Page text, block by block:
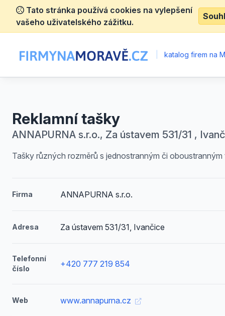
Tato stránka používá cookies na vylepšení
vašeho uživatelského zážitku.
katalog firem na
Reklamní tašky
ANNAPURNA s.r.o., Za ústavem 531/31 ,
Tašky různých rozměrů s jednostranným či oboustranným
Firma ANNAPURNA s.r.o.
Adresa Za ústavem 531/31, Ivančice
Telefonní
číslo
+420 777 219 854
Web www.annapurna.cz